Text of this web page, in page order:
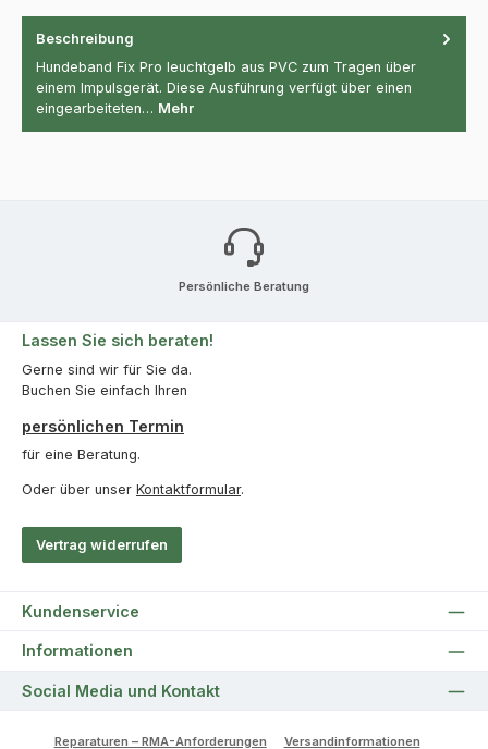
Beschreibung
Hundeband Fix Pro leuchtgelb aus PVC zum Tragen über
einem Impulsgerät. Diese Ausführung verfügt über einen
eingearbeiteten… Mehr
Persönliche Beratung
Lassen Sie sich beraten!
Gerne sind wir für Sie da.
Buchen Sie einfach Ihren
persönlichen Termin
für eine Beratung.
Oder über unser Kontaktformular.
Vertrag widerrufen
Kundenservice
Informationen
Social Media und Kontakt
Reparaturen – RMA-Anforderungen Versandinformationen